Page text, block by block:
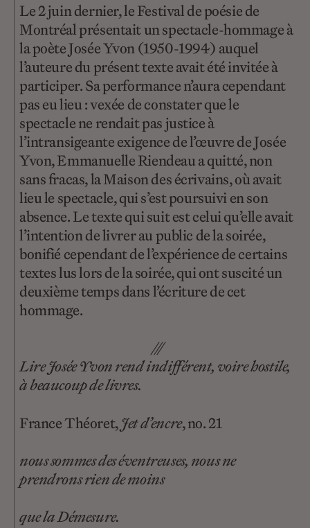
Le 2 juin dernier, le Festival de poésie de
Montréal présentait un spectacle-hommage à
la poète Josée Yvon (1950-1994) auquel
l’auteure du présent texte avait été invitée à
participer. Sa performance n’aura cependant
pas eu lieu : vexée de constater que le
spectacle ne rendait pas justice à
l’intransigeante exigence de l’œuvre de Josée
Yvon, Emmanuelle Riendeau a quitté, non
sans fracas, la Maison des écrivains, où avait
lieu le spectacle, qui s’est poursuivi en son
absence. Le texte qui suit est celui qu’elle avait
l’intention de livrer au public de la soirée,
bonifié cependant de l’expérience de certains
textes lus lors de la soirée, qui ont suscité un
deuxième temps dans l’écriture de cet
hommage.
///
Lire Josée Yvon rend indifférent, voire hostile,
à beaucoup de livres.
France Théoret,Jet d’encre, no. 21
nous sommes des éventreuses, nous ne
prendrons rien de moins
que la Démesure.